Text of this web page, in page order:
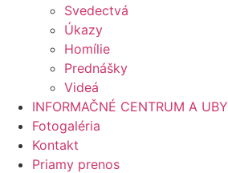
Svedectvá
Úkazy
Homílie
Prednášky
Videá
INFORMAČNÉ CENTRUM A
Fotogaléria
Kontakt
Priamy prenos